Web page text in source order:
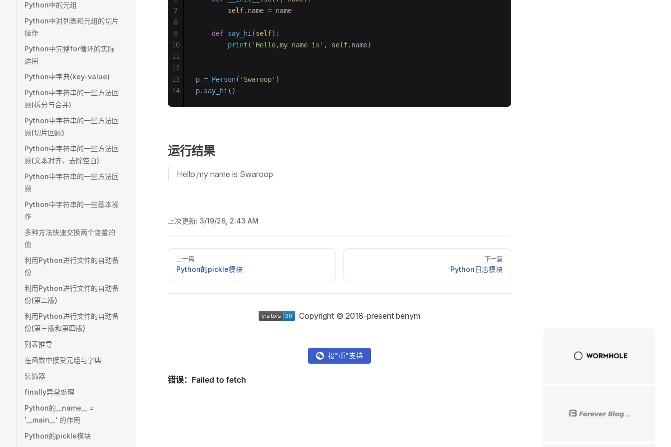
Python中的元组
Python中对列表和元组的切片
操作
Python中完整for循环的实际
运用
Python中字典(key-value)
Python中字符串的一些方法回
顾(拆分与合并)
Python中字符串的一些方法回
顾(切片回顾)
Python中字符串的一些方法回
顾(文本对齐、去除空白)
Python中字符串的一些方法回
顾
Python中字符串的一些基本操
作
多种方法快速交换两个变量的
值
利用Python进行文件的自动备
份
利用Python进行文件的自动备
份(第二版)
利用Python进行文件的自动备
份(第三版和第四版)
列表推导
在函数中接受元组与字典
装饰器
finally异常处理
Python的__name__ =
'__main__' 的作用
Python的pickle模块
        self
.name = name
    def
say_hi (self):
        print
( 'Hello,my name is' , self.name)
p = Person( 'Swaroop' )
p. say_hi ()
7
8
9
10
11
12
13
14
运行结果
Hello,my name is Swaroop
上次更新: 3/19/26, 2:43 AM
Pager
上一篇
Python的pickle模块
下一篇
Python日志模块
Copyright © 2018-present benym
投"币"支持